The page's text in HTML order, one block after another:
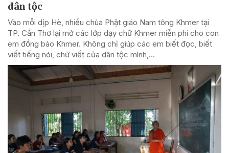
dân tộc
Vào mỗi dịp Hè, nhiều chùa Phật giáo Nam tông Khmer tại
TP. Cần Thơ lại mở các lớp dạy chữ Khmer miễn phí cho con
em đồng bào Khmer. Không chỉ giúp các em biết đọc, biết
viết tiếng nói, chữ viết của dân tộc mình,...